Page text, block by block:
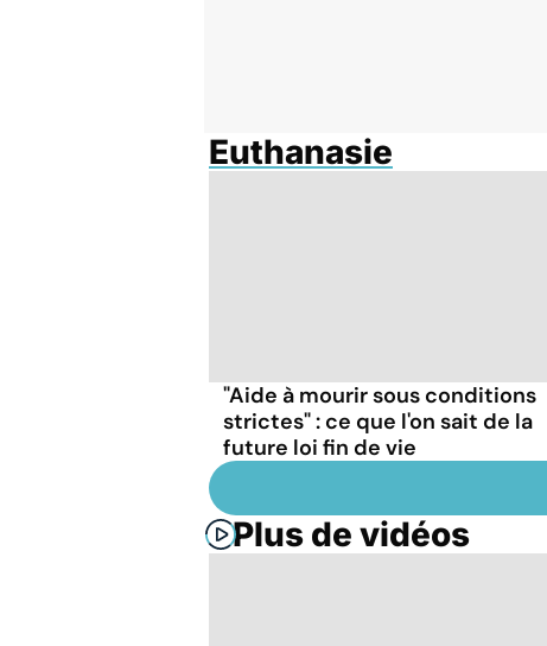
Euthanasie
"Aide à mourir sous conditions
strictes" : ce que l'on sait de la
future loi fin de vie
Plus de vidéos